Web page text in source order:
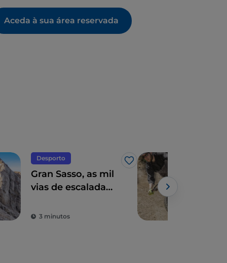
Aceda à sua área reservada
Desporto
Gosto
Gran Sasso, as mil
vias de escalada
3 minutos